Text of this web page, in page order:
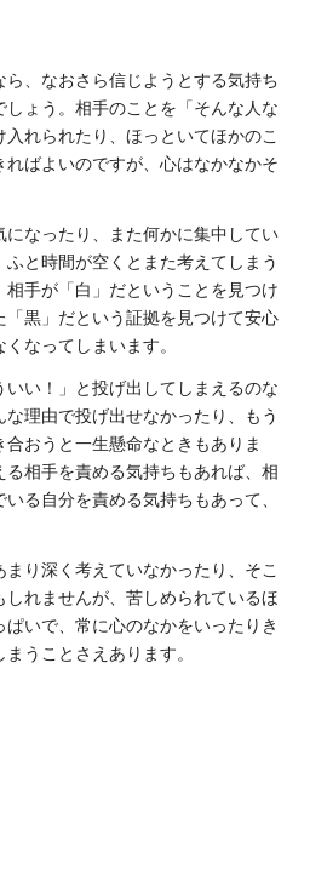
、なおさら信じようとする気持ち
ょう。相手のことを「そんな人な
れられたり、ほっといてほかのこ
ばよいのですが、心はなかなかそ
なったり、また何かに集中してい
と時間が空くとまた考えてしまう
手が「白」だということを見つけ
黒」だという証拠を見つけて安心
なってしまいます。
い！」と投げ出してしまえるのな
理由で投げ出せなかったり、もう
おうと一生懸命なときもありま
相手を責める気持ちもあれば、相
る自分を責める気持ちもあって、
り深く考えていなかったり、そこ
しれませんが、苦しめられているほ
いで、常に心のなかをいったりき
うことさえあります。